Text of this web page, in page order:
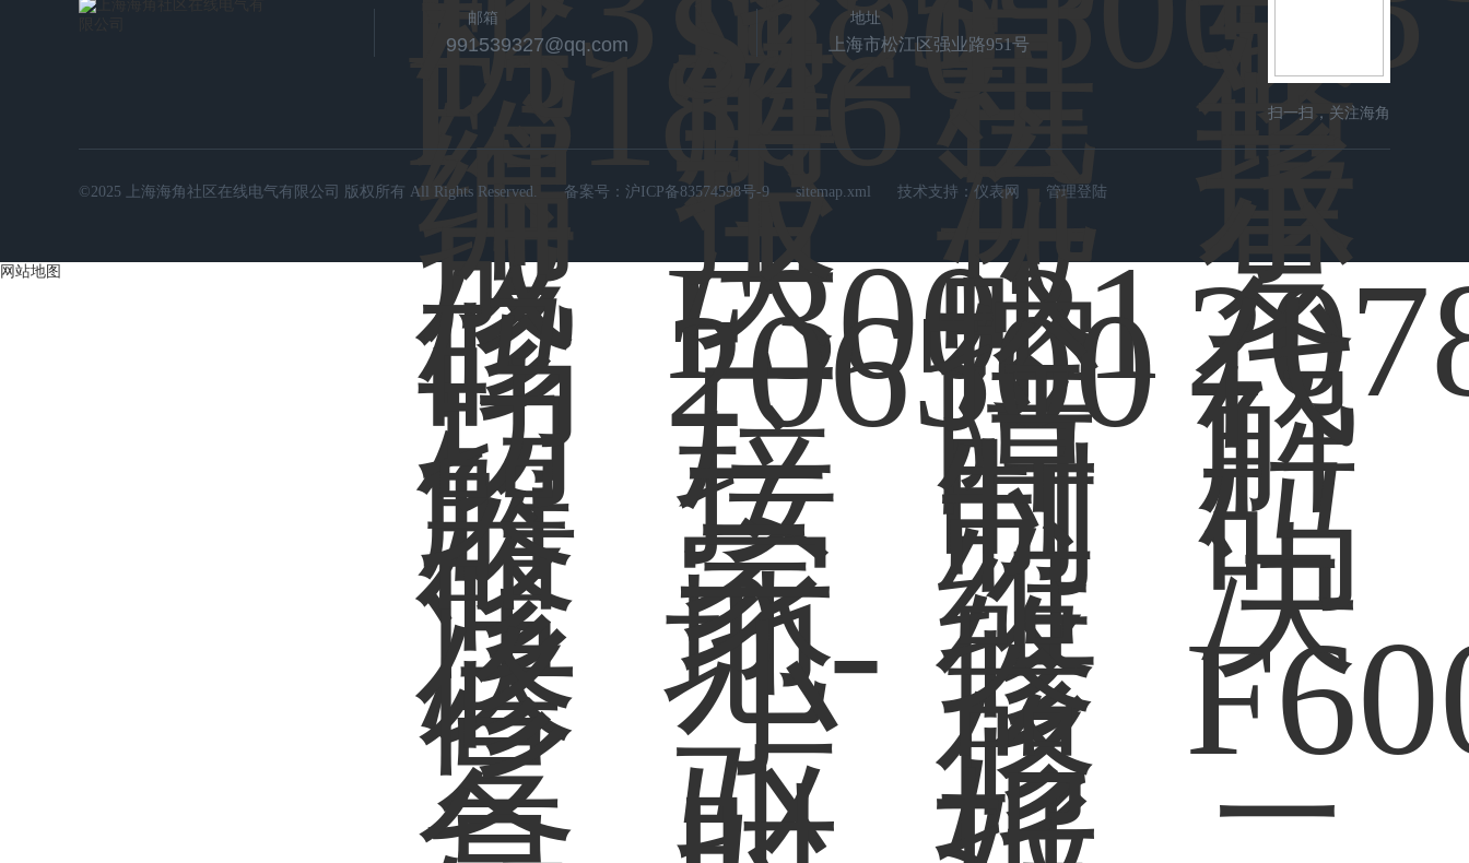
邮箱
991539327@qq.com
地址
上海市松江区强业路951号
扫一扫，关注海角
©2025 上海海角社区在线电气有限公司 版权所有 All Rights Reserved. 备案号： 沪ICP备83574598号-9 sitemap.xml 技术支持： 仪表网 管理登陆
网站地图